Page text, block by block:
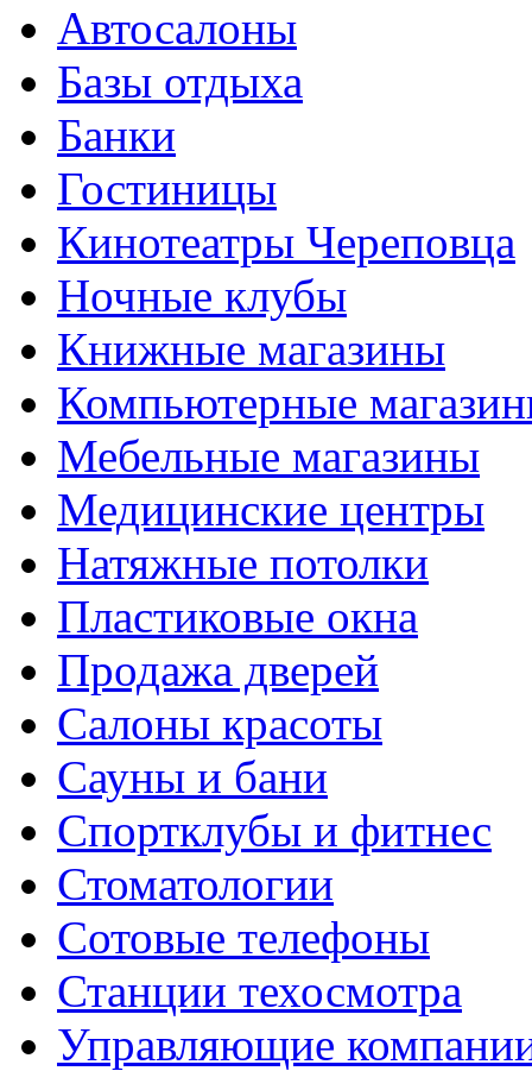
Автосалоны
Базы отдыха
Банки
Гостиницы
Кинотеатры Череповца
Ночные клубы
Книжные магазины
Компьютерные
Мебельные магазины
Медицинские центры
Натяжные потолки
Пластиковые окна
Продажа дверей
Салоны красоты
Сауны и бани
Спортклубы и фитнес
Стоматологии
Сотовые телефоны
Станции техосмотра
Управляющие